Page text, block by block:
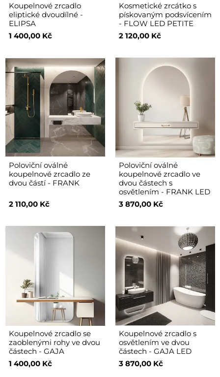
Koupelnové zrcadlo
eliptické dvoudílné -
ELIPSA
1 400,00 Kč
Kosmetické zrcátko s
pískovaným podsvícením
- FLOW LED PETITE
2 120,00 Kč
Poloviční oválné
koupelnové zrcadlo ze
dvou částí - FRANK
2 110,00 Kč
Poloviční oválné
koupelnové zrcadlo ve
dvou částech s
osvětlením - FRANK LED
3 870,00 Kč
Koupelnové zrcadlo se
zaoblenými rohy ve dvou
částech - GAJA
1 400,00 Kč
Koupelnové zrcadlo s
osvětlením ve dvou
částech - GAJA LED
3 870,00 Kč